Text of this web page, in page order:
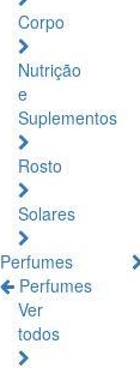
Corpo
Nutrição
e
Suplementos
Rosto
Solares
Perfumes
Perfumes
Ver
todos